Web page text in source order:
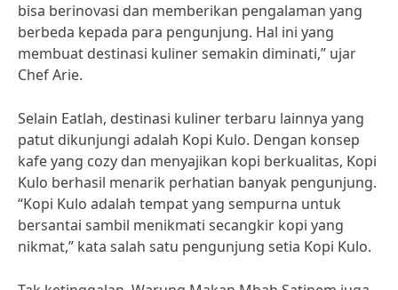
bisa berinovasi dan memberikan pengalaman yang
berbeda kepada para pengunjung. Hal ini yang
membuat destinasi kuliner semakin diminati,” ujar
Chef Arie.
Selain Eatlah, destinasi kuliner terbaru lainnya yang
patut dikunjungi adalah Kopi Kulo. Dengan konsep
kafe yang cozy dan menyajikan kopi berkualitas, Kopi
Kulo berhasil menarik perhatian banyak pengunjung.
“Kopi Kulo adalah tempat yang sempurna untuk
bersantai sambil menikmati secangkir kopi yang
nikmat,” kata salah satu pengunjung setia Kopi Kulo.